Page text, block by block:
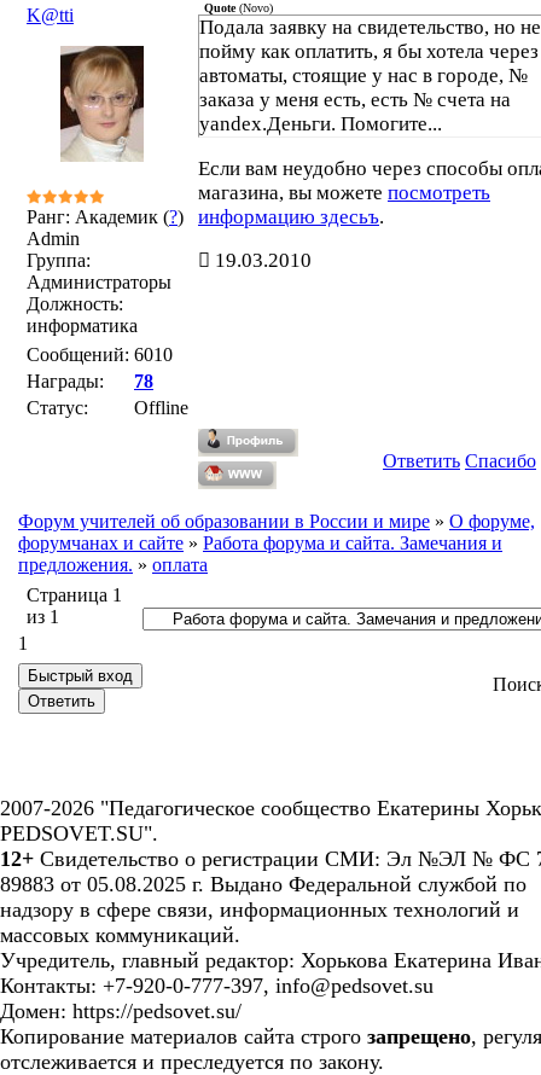
K@tti
Ранг: Академик (?)
Admin
Группа:
Администраторы
Должность:
информатика
Сообщений: 6010
Награды:
78
Статус:
Offline
Quote(Novo)
Подала заявку на свидетельство, но не
пойму как оплатить, я бы хотела через
автоматы, стоящие у нас в городе, №
заказа у меня есть, есть № счета на
yandex.Деньги. Помогите...
Если вам неудобно через способы
магазина, вы можете посмотреть
информацию здесьъ.
19.03.2010
Ответить Спасибо
Форум учителей об образовании в России и мире » О форуме,
форумчанах и сайте » Работа форума и сайта. Замечания и
предложения. » оплата
Страница 1
из 1
1
2007-2026 "Педагогическое сообщество Екатерины
PEDSOVET.SU".
12+ Свидетельство о регистрации СМИ: Эл №ЭЛ № ФС
89883 от 05.08.2025 г. Выдано Федеральной службой по
надзору в сфере связи, информационных технологий и
массовых коммуникаций.
Учредитель, главный редактор: Хорькова Екатерина
Контакты: +7-920-0-777-397, info@pedsovet.su
Домен: https://pedsovet.su/
Копирование материалов сайта строго запрещено,
отслеживается и преследуется по закону.